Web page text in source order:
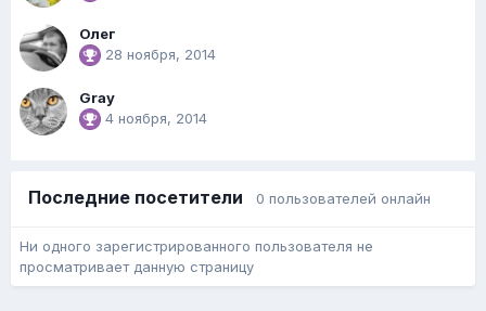
Олег
28 ноября, 2014
Gray
4 ноября, 2014
Последние посетители 0 пользователей онлайн
Ни одного зарегистрированного пользователя не
просматривает данную страницу